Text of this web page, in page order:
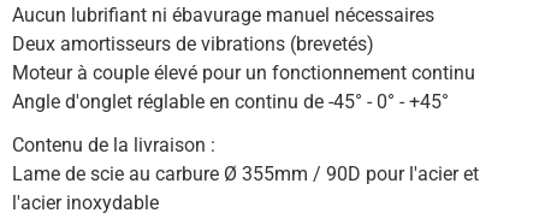
Aucun lubrifiant ni ébavurage manuel nécessaires
Deux amortisseurs de vibrations (brevetés)
Moteur à couple élevé pour un fonctionnement continu
Angle d'onglet réglable en continu de -45° - 0° - +45°
Contenu de la livraison :
Lame de scie au carbure Ø 355mm / 90D pour l'acier et
l'acier inoxydable